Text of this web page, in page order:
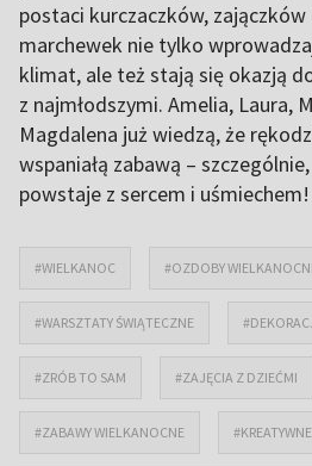
postaci kurczaczków, zajączków
marchewek nie tylko
klimat, ale też stają się okazją
z najmłodszymi. Amelia, Laura,
Magdalena już wiedzą, że
wspaniałą zabawą –
powstaje z sercem i uśmiechem!
#WIELKANOC #OZDOBY
#WARSZTATY ŚWIĄTECZNE
#ZRÓB TO SAM #ZAJĘCIA Z DZIEĆMI
#ZABAWY WIELKANOCNE